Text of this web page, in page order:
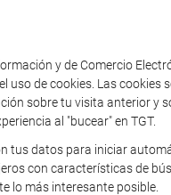
y de Comercio
uso de cookies. Las
sobre tu visita anterior
al "bucear" en TGT.
tus datos para iniciar
con características de
lo más interesante posible.